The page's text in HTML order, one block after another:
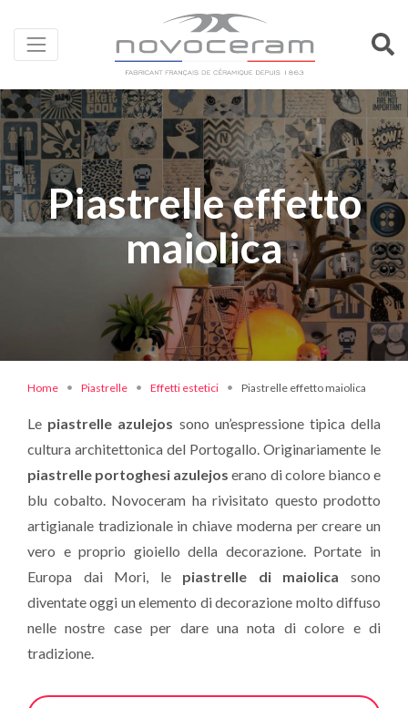
Piastrelle effetto
maiolica
Home Piastrelle Effetti estetici Piastrelle effetto maiolica
Le piastrelle azulejos sono un’espressione tipica della
cultura architettonica del Portogallo. Originariamente le
piastrelle portoghesi azulejos erano di colore bianco e
blu cobalto. Novoceram ha rivisitato questo prodotto
artigianale tradizionale in chiave moderna per creare un
vero e proprio gioiello della decorazione. Portate in
Europa dai Mori, le piastrelle di maiolica sono
diventate oggi un elemento di decorazione molto diffuso
nelle nostre case per dare una nota di colore e di
tradizione.